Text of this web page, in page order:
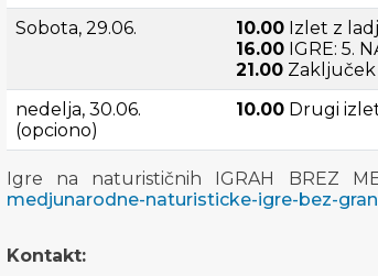
Sobota, 29.06.
10.00 Izlet z
16.00 IGRE: 5.
21.00 Zaključek
nedelja, 30.06.
(opciono)
10.00 Drugi
Igre na naturističnih IGRAH BREZ
medjunarodne-naturisticke-igre-bez-
Kontakt: